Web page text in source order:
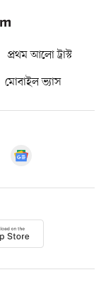
প্রথম আলো ট্রাস্ট
মোবাইল ভ্যাস